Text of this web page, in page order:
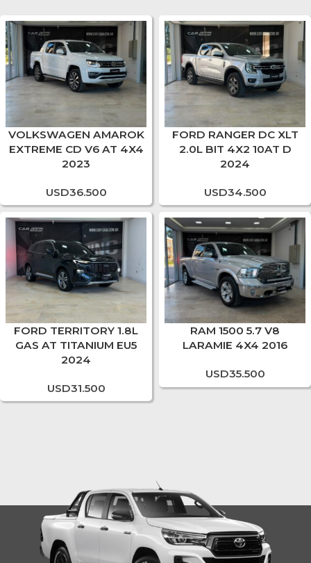
VOLKSWAGEN AMAROK
EXTREME CD V6 AT 4X4
2023
USD36.500
FORD RANGER DC XLT
2.0L BIT 4X2 10AT D
2024
USD34.500
FORD TERRITORY 1.8L
GAS AT TITANIUM EU5
2024
USD31.500
RAM 1500 5.7 V8
LARAMIE 4X4 2016
USD35.500